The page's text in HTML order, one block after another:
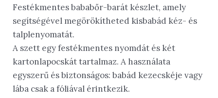
Festékmentes bababőr-barát készlet, amely
segítségével megörökítheted kisbabád kéz- és
talplenyomatát.
A szett egy festékmentes nyomdát és két
kartonlapocskát tartalmaz. A használata
egyszerű és biztonságos: babád kezecskéje vagy
lába csak a fóliával érintkezik.